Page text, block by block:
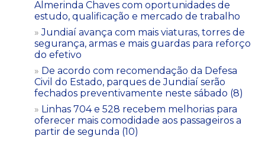
Almerinda Chaves com oportunidades de
estudo, qualificação e mercado de trabalho
Jundiaí avança com mais viaturas, torres de
segurança, armas e mais guardas para reforço
do efetivo
De acordo com recomendação da Defesa
Civil do Estado, parques de Jundiaí serão
fechados preventivamente neste sábado (8)
Linhas 704 e 528 recebem melhorias para
oferecer mais comodidade aos passageiros a
partir de segunda (10)